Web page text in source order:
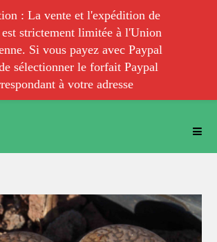
: La vente et l'expédition de
est strictement limitée à l'Union
Si vous payez avec Paypal
sélectionner le forfait Paypal
à votre adresse